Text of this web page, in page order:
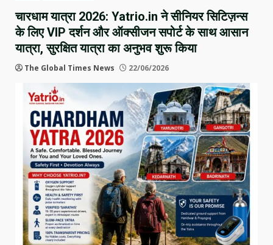
चारधाम यात्रा 2026: Yatrio.in ने सीनियर सिटिज़न्स
के लिए VIP दर्शन और ऑक्सीजन सपोर्ट के साथ आसान
यात्रा, सुरक्षित यात्रा का अनुभव शुरू किया
The Global Times News 22/06/2026